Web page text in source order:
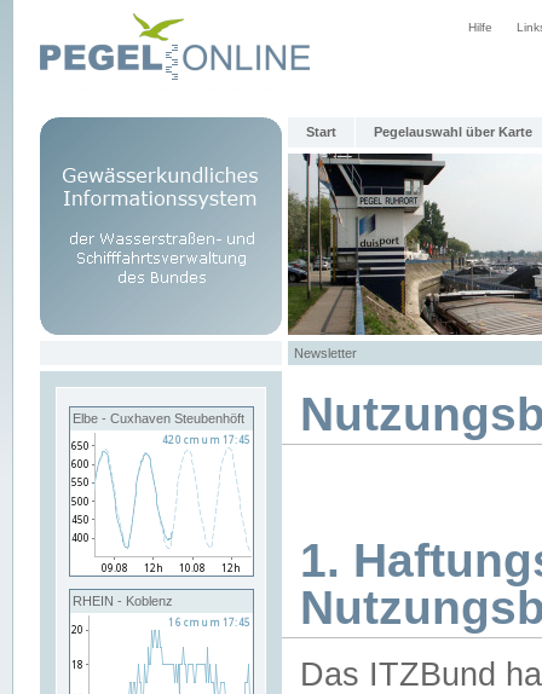
Hilfe
Start Pegelauswahl über Karte
Newsletter
Elbe - Cuxhaven Steubenhöft
RHEIN - Koblenz
1.
Das ITZBund